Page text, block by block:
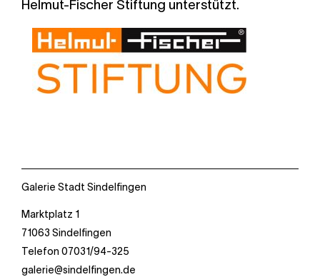
Helmut-Fischer Stiftung unterstützt.
Galerie Stadt Sindelfingen
Marktplatz 1
71063 Sindelfingen
Telefon 07031/94-325
galerie@sindelfingen.de